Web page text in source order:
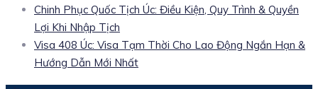
Chinh Phục Quốc Tịch Úc: Điều Kiện, Quy Trình & Quyền
Lợi Khi Nhập Tịch
Visa 408 Úc: Visa Tạm Thời Cho Lao Động Ngắn Hạn &
Hướng Dẫn Mới Nhất